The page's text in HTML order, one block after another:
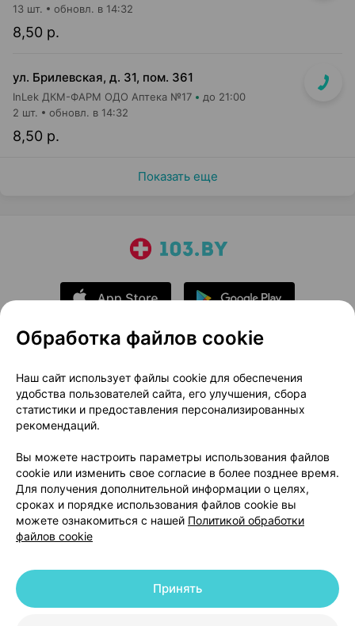
8,50 р.
13 шт. обновл. в 14:32
ул. Брилевская, д. 31, пом. 361
InLek ДКМ-ФАРМ ОДО Аптека №17 до 21:00
8,50 р.
2 шт. обновл. в 14:32
Показать еще
О проекте
Новости проекта
Размещение рекламы
Медицинский маркетинг
Публичный договор
Доставка
Способы оплаты
Вакансии
Партнеры
Написать руководителю 103.by
Написать в поддержку
Персональные настройки Cookie
© 2026 ООО «Артокс Лаб», УНП 191700409 | 220012, Республика Беларусь,
Обработка файлов cookie
Наш сайт использует файлы cookie для обеспечения
удобства пользователей сайта, его улучшения, сбора
статистики и предоставления персонализированных
рекомендаций.
Вы можете настроить параметры использования файлов
cookie или изменить свое согласие в более позднее время.
Для получения дополнительной информации о целях,
сроках и порядке использования файлов cookie вы
можете ознакомиться с нашей Политикой обработки
файлов cookie
Принять